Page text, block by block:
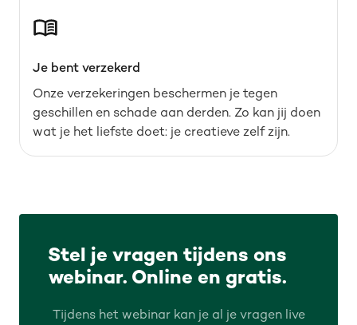
Je bent verzekerd
Onze verzekeringen beschermen je tegen
geschillen en schade aan derden. Zo kan jij doen
wat je het liefste doet: je creatieve zelf zijn.
Stel je vragen tijdens ons
webinar. Online en gratis.
Tijdens het webinar kan je al je vragen live